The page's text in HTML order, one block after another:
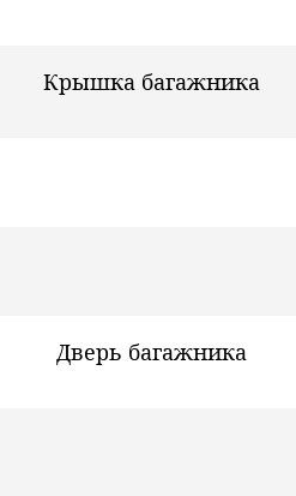
Крышка багажника
Дверь багажника